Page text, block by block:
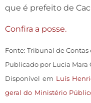
que é prefeito de
Confira a posse.
Fonte: Tribunal de Contas
Publicado por Lucia Mara
Disponível em Luís
geral do Ministério